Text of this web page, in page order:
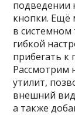
подведении
кнопки. Ещё
в системном
гибкой
прибегать
Рассмотрим
утилит,
внешний
а также